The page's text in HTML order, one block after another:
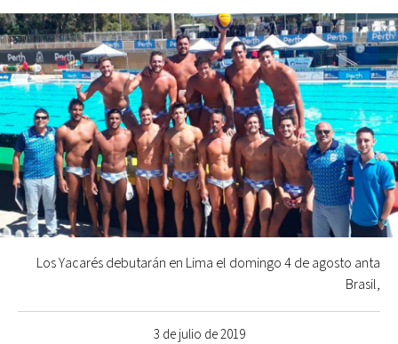
3 de julio de 2019
Los Yacarés debutarán en Lima el domingo 4 de agosto anta
Brasil,